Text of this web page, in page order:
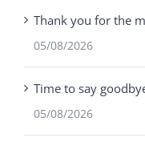
Thank you for the
05/08/2026
Time to say
05/08/2026